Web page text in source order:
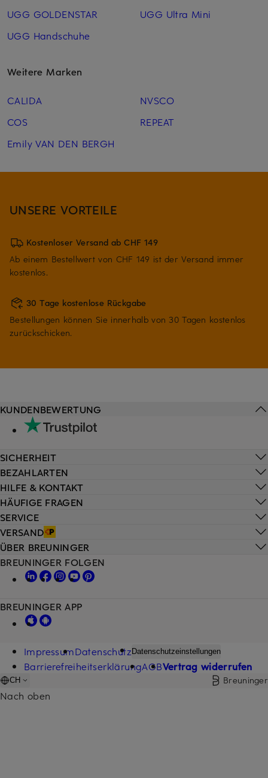
UGG GOLDENSTAR
UGG Handschuhe
UGG Ultra Mini
Weitere Marken
CALIDA
COS
Emily VAN DEN BERGH
NVSCO
REPEAT
UNSERE VORTEILE
Kostenloser Versand ab CHF 149
Ab einem Bestellwert von CHF 149 ist der Versand immer
kostenlos.
30 Tage kostenlose Rückgabe
Bestellungen können Sie innerhalb von 30 Tagen kostenlos
zurückschicken.
HILFE & KONTAKT
HÄUFIGE FRAGEN
SERVICE
VERSAND
KUNDENBEWERTUNG
SICHERHEIT
BEZAHLARTEN
ÜBER BREUNINGER
BREUNINGER FOLGEN
BREUNINGER APP
ImpressumDatenschutz Datenschutzeinstellungen
BarrierefreiheitserklärungAGBVertrag widerrufen
CH Breuninger
Nach oben